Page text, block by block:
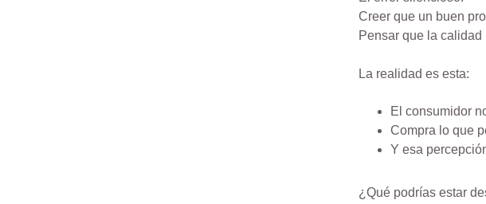
Creer que un buen
Pensar que la
La realidad es esta:
El consumidor
Compra lo que
Y esa
¿Qué podrías estar